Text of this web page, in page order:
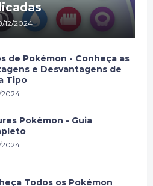
12/2024
de Pokémon - Conheça as
e Desvantagens de
Tipo
2024
Pokémon - Guia
2024
Todos os Pokémon